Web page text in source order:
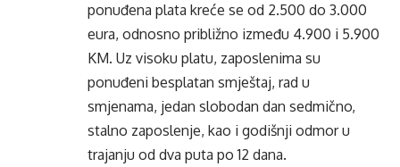
ponuđena plata kreće se od 2.500 do 3.000
eura, odnosno približno između 4.900 i 5.900
KM. Uz visoku platu, zaposlenima su
ponuđeni besplatan smještaj, rad u
smjenama, jedan slobodan dan sedmično,
stalno zaposlenje, kao i godišnji odmor u
trajanju od dva puta po 12 dana.